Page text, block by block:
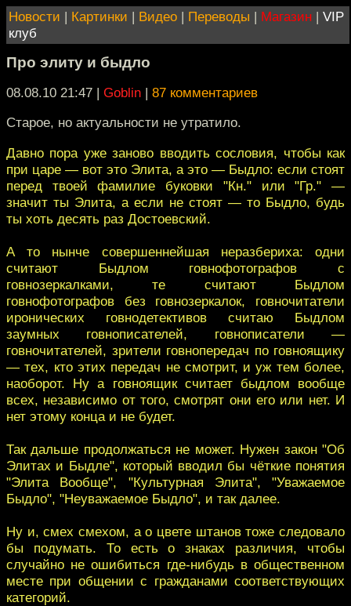
Новости | Картинки | Видео | Переводы | Магазин | VIP
клуб
Про элиту и быдло
08.08.10 21:47 | Goblin | 87 комментариев
Старое, но актуальности не утратило.
Давно пора уже заново вводить сословия, чтобы как
при царе — вот это Элита, а это — Быдло: если стоят
перед твоей фамилие буковки "Кн." или "Гр." —
значит ты Элита, а если не стоят — то Быдло, будь
ты хоть десять раз Достоевский.
А то нынче совершеннейшая неразбериха: одни
считают Быдлом говнофотографов с
говнозеркалками, те считают Быдлом
говнофотографов без говнозеркалок, говночитатели
иронических говнодетективов считаю Быдлом
заумных говнописателей, говнописатели —
говночитателей, зрители говнопередач по говноящику
— тех, кто этих передач не смотрит, и уж тем более,
наоборот. Ну а говноящик считает быдлом вообще
всех, независимо от того, смотрят они его или нет. И
нет этому конца и не будет.
Так дальше продолжаться не может. Нужен закон "Об
Элитах и Быдле", который вводил бы чёткие понятия
"Элита Вообще", "Культурная Элита", "Уважаемое
Быдло", "Неуважаемое Быдло", и так далее.
Ну и, смех смехом, а о цвете штанов тоже следовало
бы подумать. То есть о знаках различия, чтобы
случайно не ошибиться где-нибудь в общественном
месте при общении с гражданами соответствующих
категорий.